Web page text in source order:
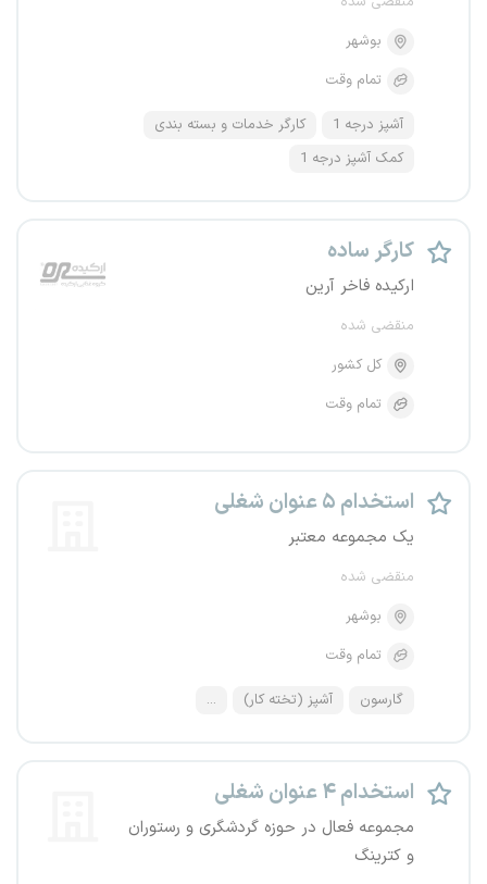
بوشهر
تمام وقت
آشپز درجه 1
کارگر خدمات و بسته بندی
کمک آشپز درجه 1
کارگر ساده
ارکیده فاخر آرین
منقضی شده
کل کشور
تمام وقت
استخدام ۵ عنوان شغلی
یک مجموعه معتبر
منقضی شده
بوشهر
تمام وقت
گارسون آشپز (تخته کار) ...
استخدام ۴ عنوان شغلی
مجموعه فعال در حوزه گردشگری و رستوران
و کترینگ